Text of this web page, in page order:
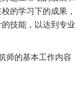
的学习下的成果，
技能，以达到专业
师的基本工作内容